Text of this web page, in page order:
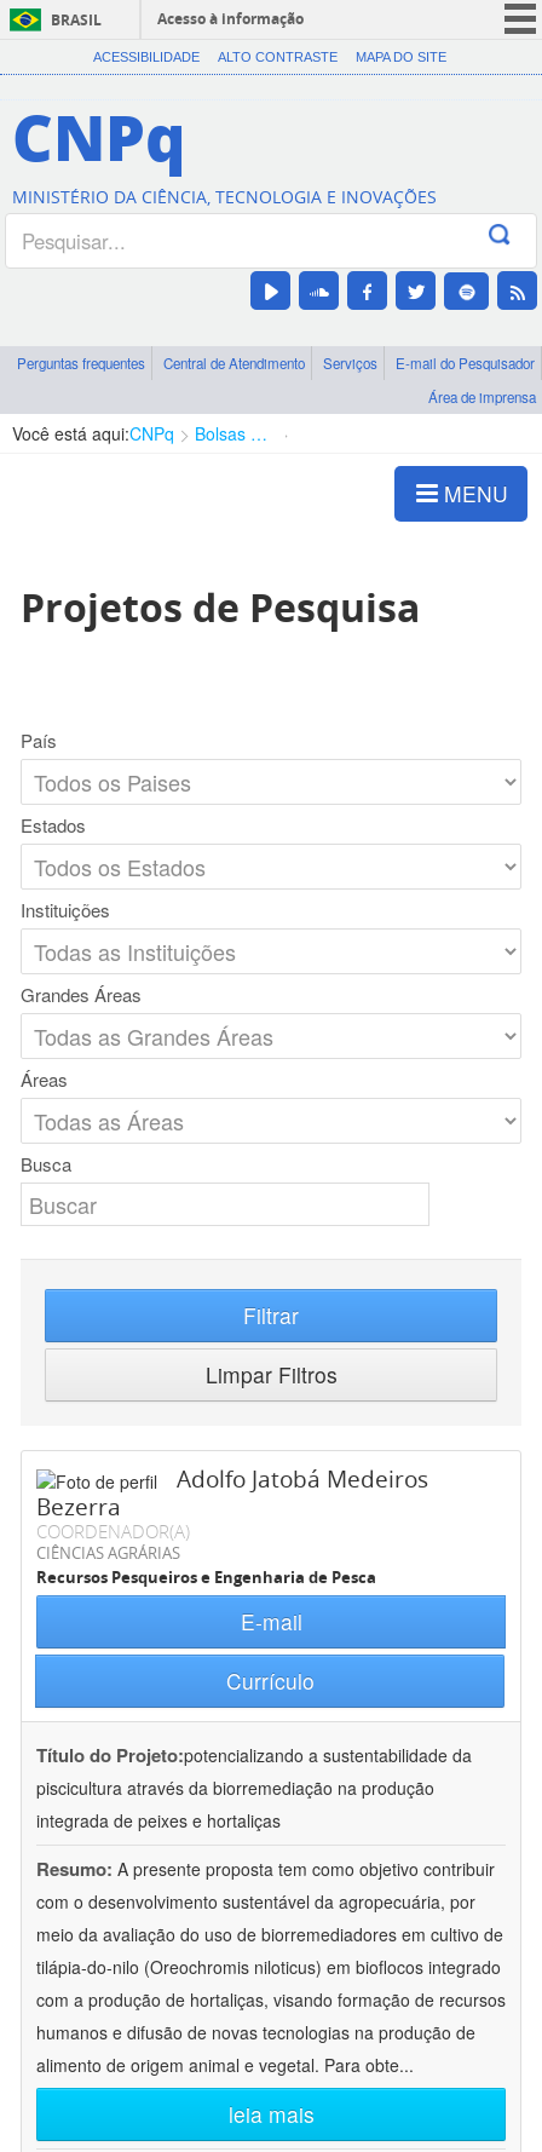
BRASIL
Acesso à informação
CORONAVÍRUS (COVID-19)
Canais
ACESSIBILIDADE ALTO CONTRASTE MAPA DO SITE
CNPq
MINISTÉRIO DA CIÊNCIA, TECNOLOGIA E INOVAÇÕES
Perguntas frequentes Central de Atendimento Serviços
E-mail do Pesquisador
Área de imprensa
Você está aqui:CNPq Bolsas e Auxílios Vigentes
MENU
Projetos de Pesquisa
País
Estados
Instituições
Grandes Áreas
Áreas
Busca
Filtrar
Limpar Filtros
Adolfo Jatobá Medeiros
Bezerra
COORDENADOR(A)
CIÊNCIAS AGRÁRIAS
Recursos Pesqueiros e Engenharia de Pesca
E-mail
Currículo
Título do Projeto:potencializando a sustentabilidade da
piscicultura através da biorremediação na produção
integrada de peixes e hortaliças
Resumo: A presente proposta tem como objetivo contribuir
com o desenvolvimento sustentável da agropecuária, por
meio da avaliação do uso de biorremediadores em cultivo de
tilápia-do-nilo (Oreochromis niloticus) em bioflocos integrado
com a produção de hortaliças, visando formação de recursos
humanos e difusão de novas tecnologias na produção de
alimento de origem animal e vegetal. Para obte...
leia mais